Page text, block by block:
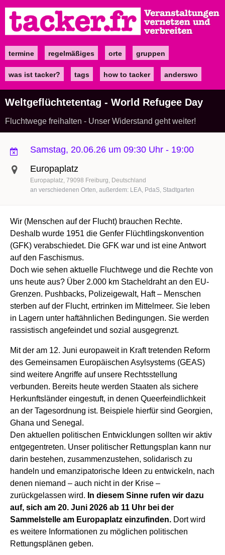
zum
Inhalt
Maintermine regelmäßiges orte gruppen
was ist tacker? tags how to tacker anderswo
Weltgeflüchtetentag - World Refugee Day
Fluchtwege freihalten - Unser Widerstand geht weiter!
Samstag, 20.06.26 um 09:30 Uhr - 19:00
Europaplatz
Europaplatz 79098 Freiburg Deutschland
an verschiedenen Orten, außerdem: LEA, PdaS, Stadtgarten
Wir (Menschen auf der Flucht) brauchen Rechte.
Deshalb wurde 1951 die Genfer Flüchtlingskonvention
(GFK) verabschiedet. Die GFK war und ist eine Antwort
auf den Faschismus.
Doch wie sehen aktuelle Fluchtwege und die Rechte von
uns heute aus? Über 2.000 km Stacheldraht an den EU-
Grenzen. Pushbacks, Polizeigewalt, Haft – Menschen
sterben auf der Flucht, ertrinken im Mittelmeer. Sie leben
in Lagern unter haftähnlichen Bedingungen. Sie werden
rassistisch angefeindet und sozial ausgegrenzt.
Mit der am 12. Juni europaweit in Kraft tretenden Reform
des Gemeinsamen Europäischen Asylsystems (GEAS)
sind weitere Angriffe auf unsere Rechtsstellung
verbunden. Bereits heute werden Staaten als sichere
Herkunftsländer eingestuft, in denen Queerfeindlichkeit
an der Tagesordnung ist. Beispiele hierfür sind Georgien,
Ghana und Senegal.
Den aktuellen politischen Entwicklungen sollten wir aktiv
entgegentreten. Unser politischer Rettungsplan kann nur
darin bestehen, zusammenzustehen, solidarisch zu
handeln und emanzipatorische Ideen zu entwickeln, nach
denen niemand – auch nicht in der Krise –
zurückgelassen wird. In diesem Sinne rufen wir dazu
auf, sich am 20. Juni 2026 ab 11 Uhr bei der
Sammelstelle am Europaplatz einzufinden. Dort wird
es weitere Informationen zu möglichen politischen
Rettungsplänen geben.